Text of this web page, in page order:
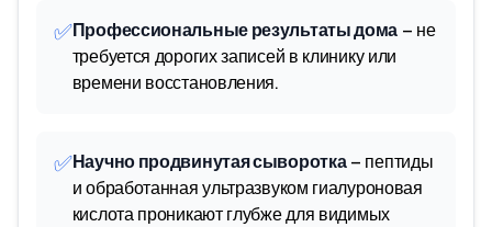
✅Профессиональные результаты дома – не
требуется дорогих записей в клинику или
времени восстановления.
✅Научно продвинутая сыворотка– пептиды
и обработанная ультразвуком гиалуроновая
кислота проникают глубже для видимых